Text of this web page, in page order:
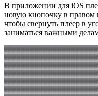
В приложении для iOS
новую кнопочку в правом
чтобы свернуть плеер в
заниматься важными